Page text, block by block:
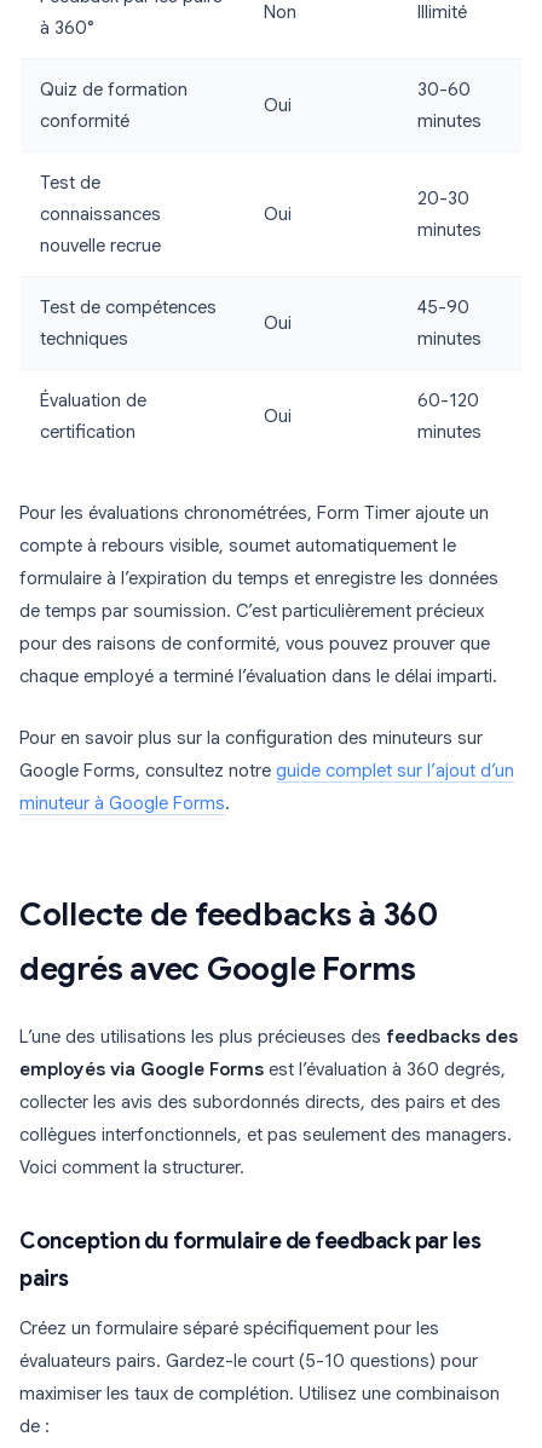
à 360°
Non Illimité
Quiz de formation
conformité
Oui
30-60
minutes
Test de
connaissances
nouvelle recrue
Oui
20-30
minutes
Test de compétences
techniques
Oui
45-90
minutes
Évaluation de
certification
Oui
60-120
minutes
Pour les évaluations chronométrées, Form Timer ajoute un
compte à rebours visible, soumet automatiquement le
formulaire à l’expiration du temps et enregistre les données
de temps par soumission. C’est particulièrement précieux
pour des raisons de conformité, vous pouvez prouver que
chaque employé a terminé l’évaluation dans le délai imparti.
Pour en savoir plus sur la configuration des minuteurs sur
Google Forms, consultez notre guide complet sur l’ajout d’un
minuteur à Google Forms.
Collecte de feedbacks à 360
degrés avec Google Forms
L’une des utilisations les plus précieuses des feedbacks des
employés via Google Forms est l’évaluation à 360 degrés,
collecter les avis des subordonnés directs, des pairs et des
collègues interfonctionnels, et pas seulement des managers.
Voici comment la structurer.
Conception du formulaire de feedback par les
pairs
Créez un formulaire séparé spécifiquement pour les
évaluateurs pairs. Gardez-le court (5-10 questions) pour
maximiser les taux de complétion. Utilisez une combinaison
de :